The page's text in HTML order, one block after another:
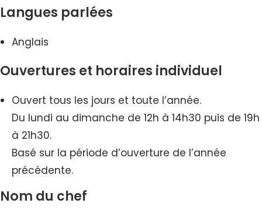
Langues parlées
Anglais
Ouvertures et horaires individuel
Ouvert tous les jours et toute l’année.
Du lundi au dimanche de 12h à 14h30 puis de 19h
à 21h30.
Basé sur la période d’ouverture de l’année
précédente.
Nom du chef